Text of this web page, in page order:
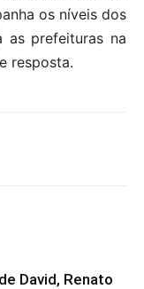
os níveis dos
prefeituras na
resposta.
David, Renato